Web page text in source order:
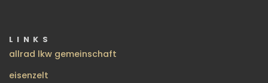
LINKS
allrad lkw gemeinschaft
eisenzelt